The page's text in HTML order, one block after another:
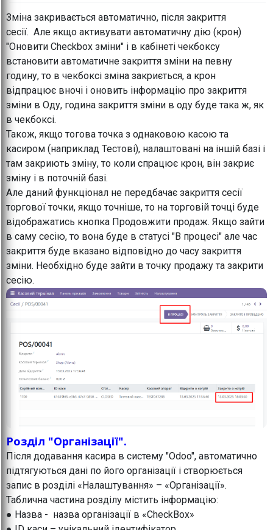
Зміна закривається автоматично, після закриття
сесії. Але якщо активувати автоматичну дію (крон)
"Оновити Checkbox зміни" і в кабінеті чекбоксу
встановити автоматичне закриття зміни на певну
годину, то в чекбоксі зміна закриється, а крон
відпрацює вночі і оновить інформацію про закриття
зміни в Оду, година закриття зміни в оду буде така ж, як
в чекбоксі.
Також, якщо тогова точка з однаковою касою та
касиром (наприклад Тестові), налаштовані на іншій базі і
там закриють зміну, то коли спрацює крон, він закриє
зміну і в поточній базі.
Але даний функціонал не передбачає закриття сесії
торгової точки, якщо точніше, то на торговій точці буде
відображатись кнопка Продовжити продаж. Якщо зайти
в саму сесію, то вона буде в статусі "В процесі" але час
закриття буде вказано відповідно до часу закриття
зміни. Необхідно буде зайти в точку продажу та закрити
сесію.
Розділ "Організації".
Після додавання касира в систему "Odoo", автоматично
підтягуються дані по його організації і створюється
запис в розділі «Налаштування» – «Організації».
Таблична частина розділу містить інформацію:
● Назва - назва організації в «CheckBox»